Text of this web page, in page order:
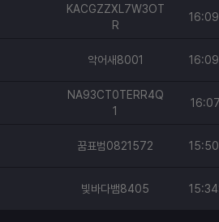
KACGZZXL7W3OT
R
악어새8001
NA93CT0TERR4Q
1
꿈표범0821572
빛바다뱀8405